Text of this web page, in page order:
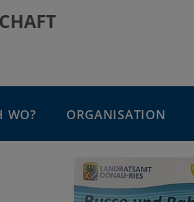
WO? ORGANISATION